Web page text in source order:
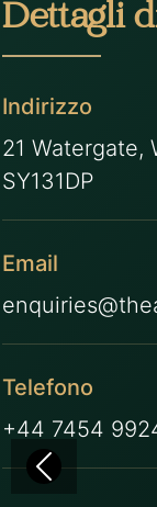
Dettagli
Indirizzo
21 Watergate,
SY131DP
Email
Telefono
+44 7454